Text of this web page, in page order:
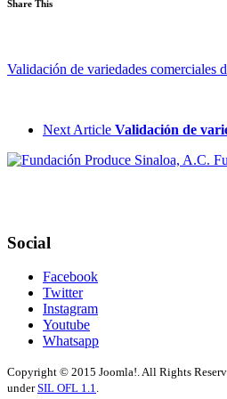
Share This
Validación de variedades comerciales
Next Article Validación de
Social
Facebook
Twitter
Instagram
Youtube
Whatsapp
Copyright © 2015 Joomla!. All Rights
underSIL OFL 1.1.